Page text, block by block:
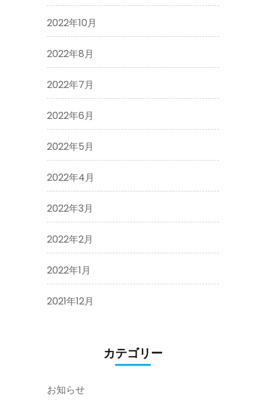
2022年10月
2022年8月
2022年7月
2022年6月
2022年5月
2022年4月
2022年3月
2022年2月
2022年1月
2021年12月
カテゴリー
お知らせ